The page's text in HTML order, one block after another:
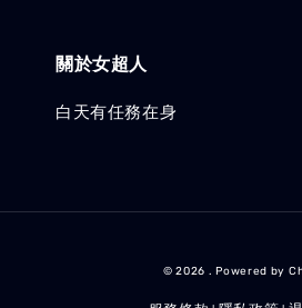
關於女超人
白天有任務在身
© 2026 . Powered by